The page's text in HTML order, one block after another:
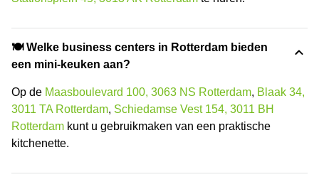
🍽️ Welke business centers in Rotterdam bieden
een mini-keuken aan?
Op de Maasboulevard 100, 3063 NS Rotterdam, Blaak 34,
3011 TA Rotterdam, Schiedamse Vest 154, 3011 BH
Rotterdam kunt u gebruikmaken van een praktische
kitchenette.